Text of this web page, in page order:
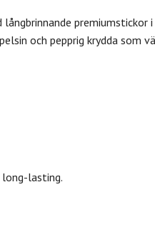
långbrinnande
och pepprig krydda som
long-lasting.